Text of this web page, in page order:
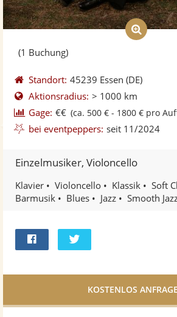
(1 Buchung)
Standort: 45239 Essen (DE)
Aktionsradius: > 1000 km
Gage: €€ (ca. 500 € - 1800 € pro
bei eventpeppers: seit 11/2024
Einzelmusiker, Violoncello
Klavier Violoncello Klassik
Soft
Barmusik
Blues Jazz Smooth
Facebook